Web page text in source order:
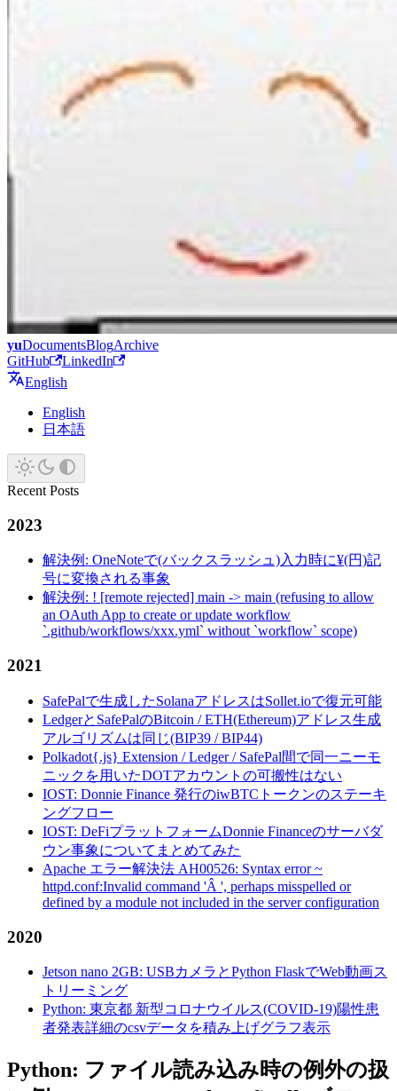
yuDocumentsBlogArchive
GitHub
LinkedIn
English
English
日本語
Recent Posts
2023
解決例: OneNoteで(バックスラッシュ)入力時に¥(円)記
号に変換される事象
解決例: ! [remote rejected] main -> main (refusing to allow
an OAuth App to create or update workflow
`.github/workflows/xxx.yml` without `workflow` scope)
2021
SafePalで生成したSolanaアドレスはSollet.ioで復元可能
LedgerとSafePalのBitcoin / ETH(Ethereum)アドレス生成
アルゴリズムは同じ(BIP39 / BIP44)
Polkadot{.js} Extension / Ledger / SafePal間で同一ニーモ
ニックを用いたDOTアカウントの可搬性はない
IOST: Donnie Finance 発行のiwBTCトークンのステーキ
ングフロー
IOST: DeFiプラットフォームDonnie Financeのサーバダ
ウン事象についてまとめてみた
Apache エラー解決法 AH00526: Syntax error ~
httpd.conf:Invalid command 'Â ', perhaps misspelled or
defined by a module not included in the server configuration
2020
Jetson nano 2GB: USBカメラとPython FlaskでWeb動画ス
トリーミング
Python: 東京都 新型コロナウイルス(COVID-19)陽性患
者発表詳細のcsvデータを積み上げグラフ表示
Python: ファイル読み込み時の例外の扱